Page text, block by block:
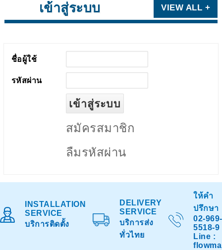
เข้าสู่ระบบ VIEW ALL +
ชื่อผู้ใช้
รหัสผ่าน
สมัครสมาชิก
ลืมรหัสผ่าน
INSTALLATION
SERVICE
บริการติดตั้ง
DELIVERY
SERVICE
บริการส่ง
ทั่วไทย
ให้คำ
ปรึกษา
02-969-
5518-9
Line :